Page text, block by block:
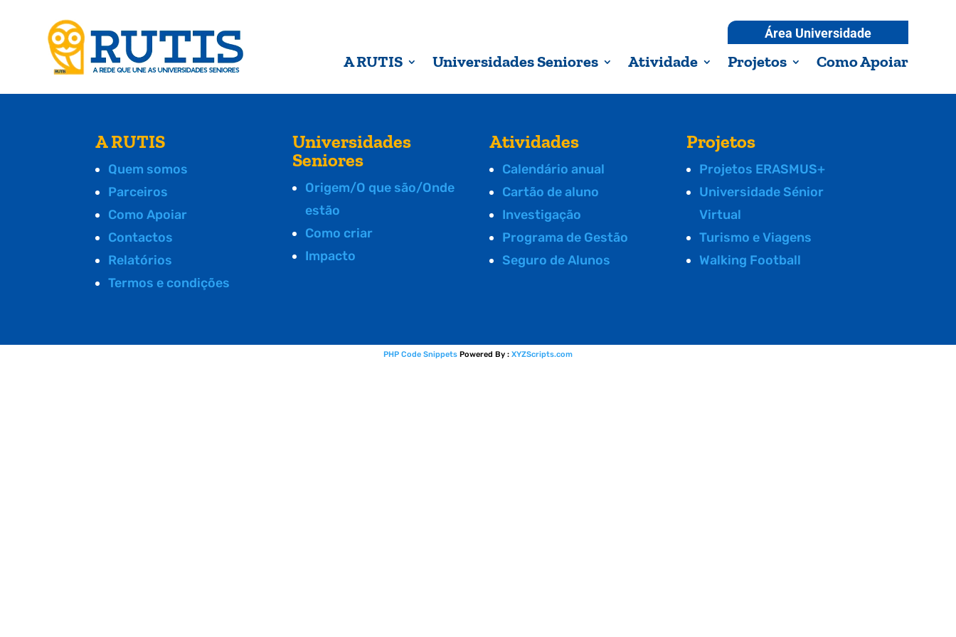
Área Universidade
A RUTIS Universidades Seniores Atividade Projetos Como Apoiar
A RUTIS
Quem somos
Parceiros
Como Apoiar
Contactos
Relatórios
Termos e condições
Universidades
Seniores
Origem/O que são/Onde
estão
Como criar
Impacto
Atividades
Calendário anual
Cartão de aluno
Investigação
Programa de Gestão
Seguro de Alunos
Projetos
Projetos ERASMUS+
Universidade Sénior
Virtual
Turismo e Viagens
Walking Football
PHP Code Snippets Powered By : XYZScripts.com